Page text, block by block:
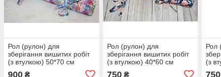
Рол (рулон) для
зберігання вишитих робіт
(з втулкою) 50*70 см
900 ₴
Рол (рулон) для
зберігання вишитих робіт
(з втулкою) 40*60 см
750₴
Рол
(з
750